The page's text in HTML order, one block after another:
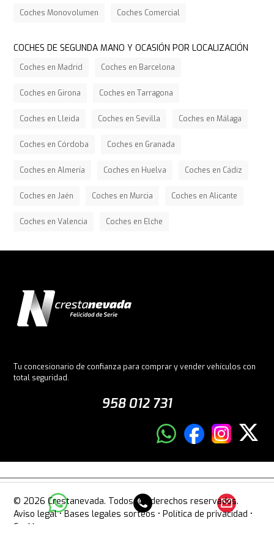
Coches Monovolumen Coches Comercial
COCHES DE SEGUNDA MANO Y OCASIÓN POR LOCALIZACIÓN
Coches en Madrid Coches en Barcelona
Coches en Girona Coches en Tarragona
Coches en Lleida Coches en Sevilla Coches en Málaga
Coches en Córdoba Coches en Granada
Coches en Almería Coches en Huelva Coches en Cádiz
Coches en Jaén Coches en Murcia Coches en Alicante
Coches en Valencia Coches en Elche
Tu concesionario de confianza para comprar y vender vehículos con
total seguridad.
958 012 731
© 2026 Crestanevada. Todos los derechos reservados.
Aviso legal•Bases legales sorteos •Política de privacidad •
Cookies